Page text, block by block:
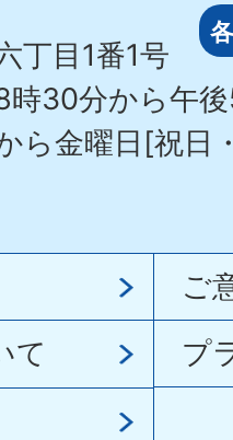
丁目1番1号
時30分から午
ら金曜日[祝日
ご
て
プ